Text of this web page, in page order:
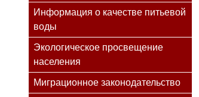
Информация о качестве питьевой
воды
Экологическое просвещение
населения
Миграционное законодательство